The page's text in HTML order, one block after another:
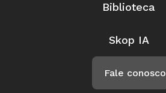
Biblioteca
Skop IA
Fale conosco